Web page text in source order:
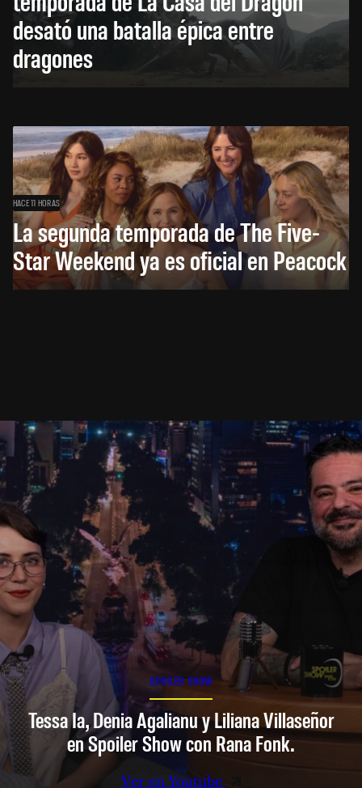
desató una batalla épica entre
dragones
HACE 11 HORAS
La segunda temporada de The Five-
Star Weekend ya es oficial en Peacock
SPOILER SHOW
Tessa Ia, Denia Agalianu y Liliana Villaseñor
en Spoiler Show con Rana Fonk.
Ver en Youtube